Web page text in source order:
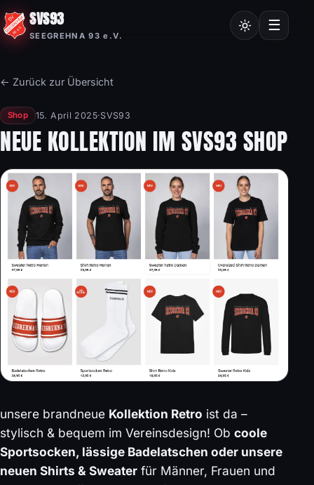
SVS93
SEEGREHNA 93 e.V.
Chroniken
Frauensport
☰
← Zurück zur Übersicht
Shop 15. April 2025·SVS93
NEUE KOLLEKTION IM SVS93 SHOP
unsere brandneue Kollektion Retro ist da –
stylisch & bequem im Vereinsdesign! Ob coole
Sportsocken, lässige Badelatschen oder unsere
neuen Shirts & Sweater für Männer, Frauen und